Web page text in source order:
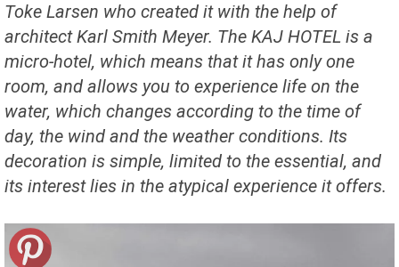
Toke Larsen who created it with the help of
architect Karl Smith Meyer. The KAJ HOTEL is a
micro-hotel, which means that it has only one
room, and allows you to experience life on the
water, which changes according to the time of
day, the wind and the weather conditions. Its
decoration is simple, limited to the essential, and
its interest lies in the atypical experience it offers.